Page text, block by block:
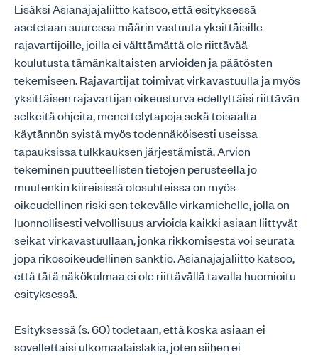
Lisäksi Asianajajaliitto katsoo, että esityksessä
asetetaan suuressa määrin vastuuta yksittäisille
rajavartijoille, joilla ei välttämättä ole riittävää
koulutusta tämänkaltaisten arvioiden ja päätösten
tekemiseen. Rajavartijat toimivat virkavastuulla ja myös
yksittäisen rajavartijan oikeusturva edellyttäisi riittävän
selkeitä ohjeita, menettelytapoja sekä toisaalta
käytännön syistä myös todennäköisesti useissa
tapauksissa tulkkauksen järjestämistä. Arvion
tekeminen puutteellisten tietojen perusteella jo
muutenkin kiireisissä olosuhteissa on myös
oikeudellinen riski sen tekevälle virkamiehelle, jolla on
luonnollisesti velvollisuus arvioida kaikki asiaan liittyvät
seikat virkavastuullaan, jonka rikkomisesta voi seurata
jopa rikosoikeudellinen sanktio. Asianajajaliitto katsoo,
että tätä näkökulmaa ei ole riittävällä tavalla huomioitu
esityksessä.
Esityksessä (s. 60) todetaan, että koska asiaan ei
sovellettaisi ulkomaalaislakia, joten siihen ei